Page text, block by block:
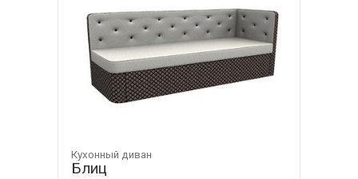
Кухонный диван
Блиц